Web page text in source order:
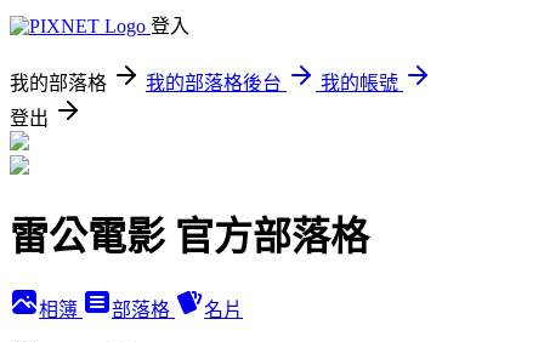
登入
我的部落格 我的部落格後台
我的帳號
登出
雷公電影 官方部落格
相簿 部落格 名片